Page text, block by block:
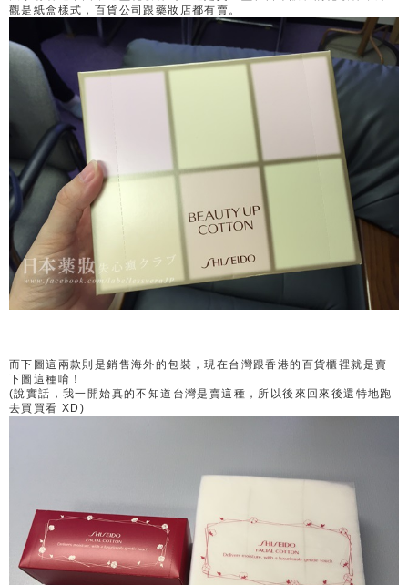
觀是紙盒樣式，百貨公司跟藥妝店都有賣。
而下圖這兩款則是銷售海外的包裝，現在台灣跟香港的百貨櫃裡就是賣
下圖這種唷！
(說實話，我一開始真的不知道台灣是賣這種，所以後來回來後還特地跑
去買買看 XD)